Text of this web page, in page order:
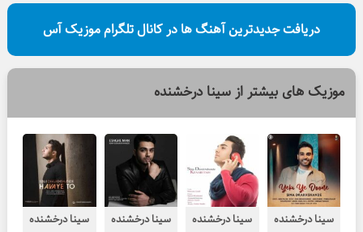
دریافت جدیدترین آهنگ ها در کانال تلگرام موزیک آس
موزیک های بیشتر از سینا درخشنده
سینا درخشنده
سینا درخشنده
سینا درخشنده
سینا درخشنده